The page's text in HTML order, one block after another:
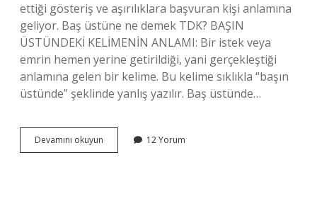
ettiği gösteriş ve aşırılıklara başvuran kişi anlamına
geliyor. Baş üstüne ne demek TDK? BAŞIN
ÜSTÜNDEKİ KELİMENİN ANLAMI: Bir istek veya
emrin hemen yerine getirildiği, yani gerçekleştiği
anlamına gelen bir kelime. Bu kelime sıklıkla “başın
üstünde” şeklinde yanlış yazılır. Baş üstünde…
Devamını okuyun
Baş
12 Yorum